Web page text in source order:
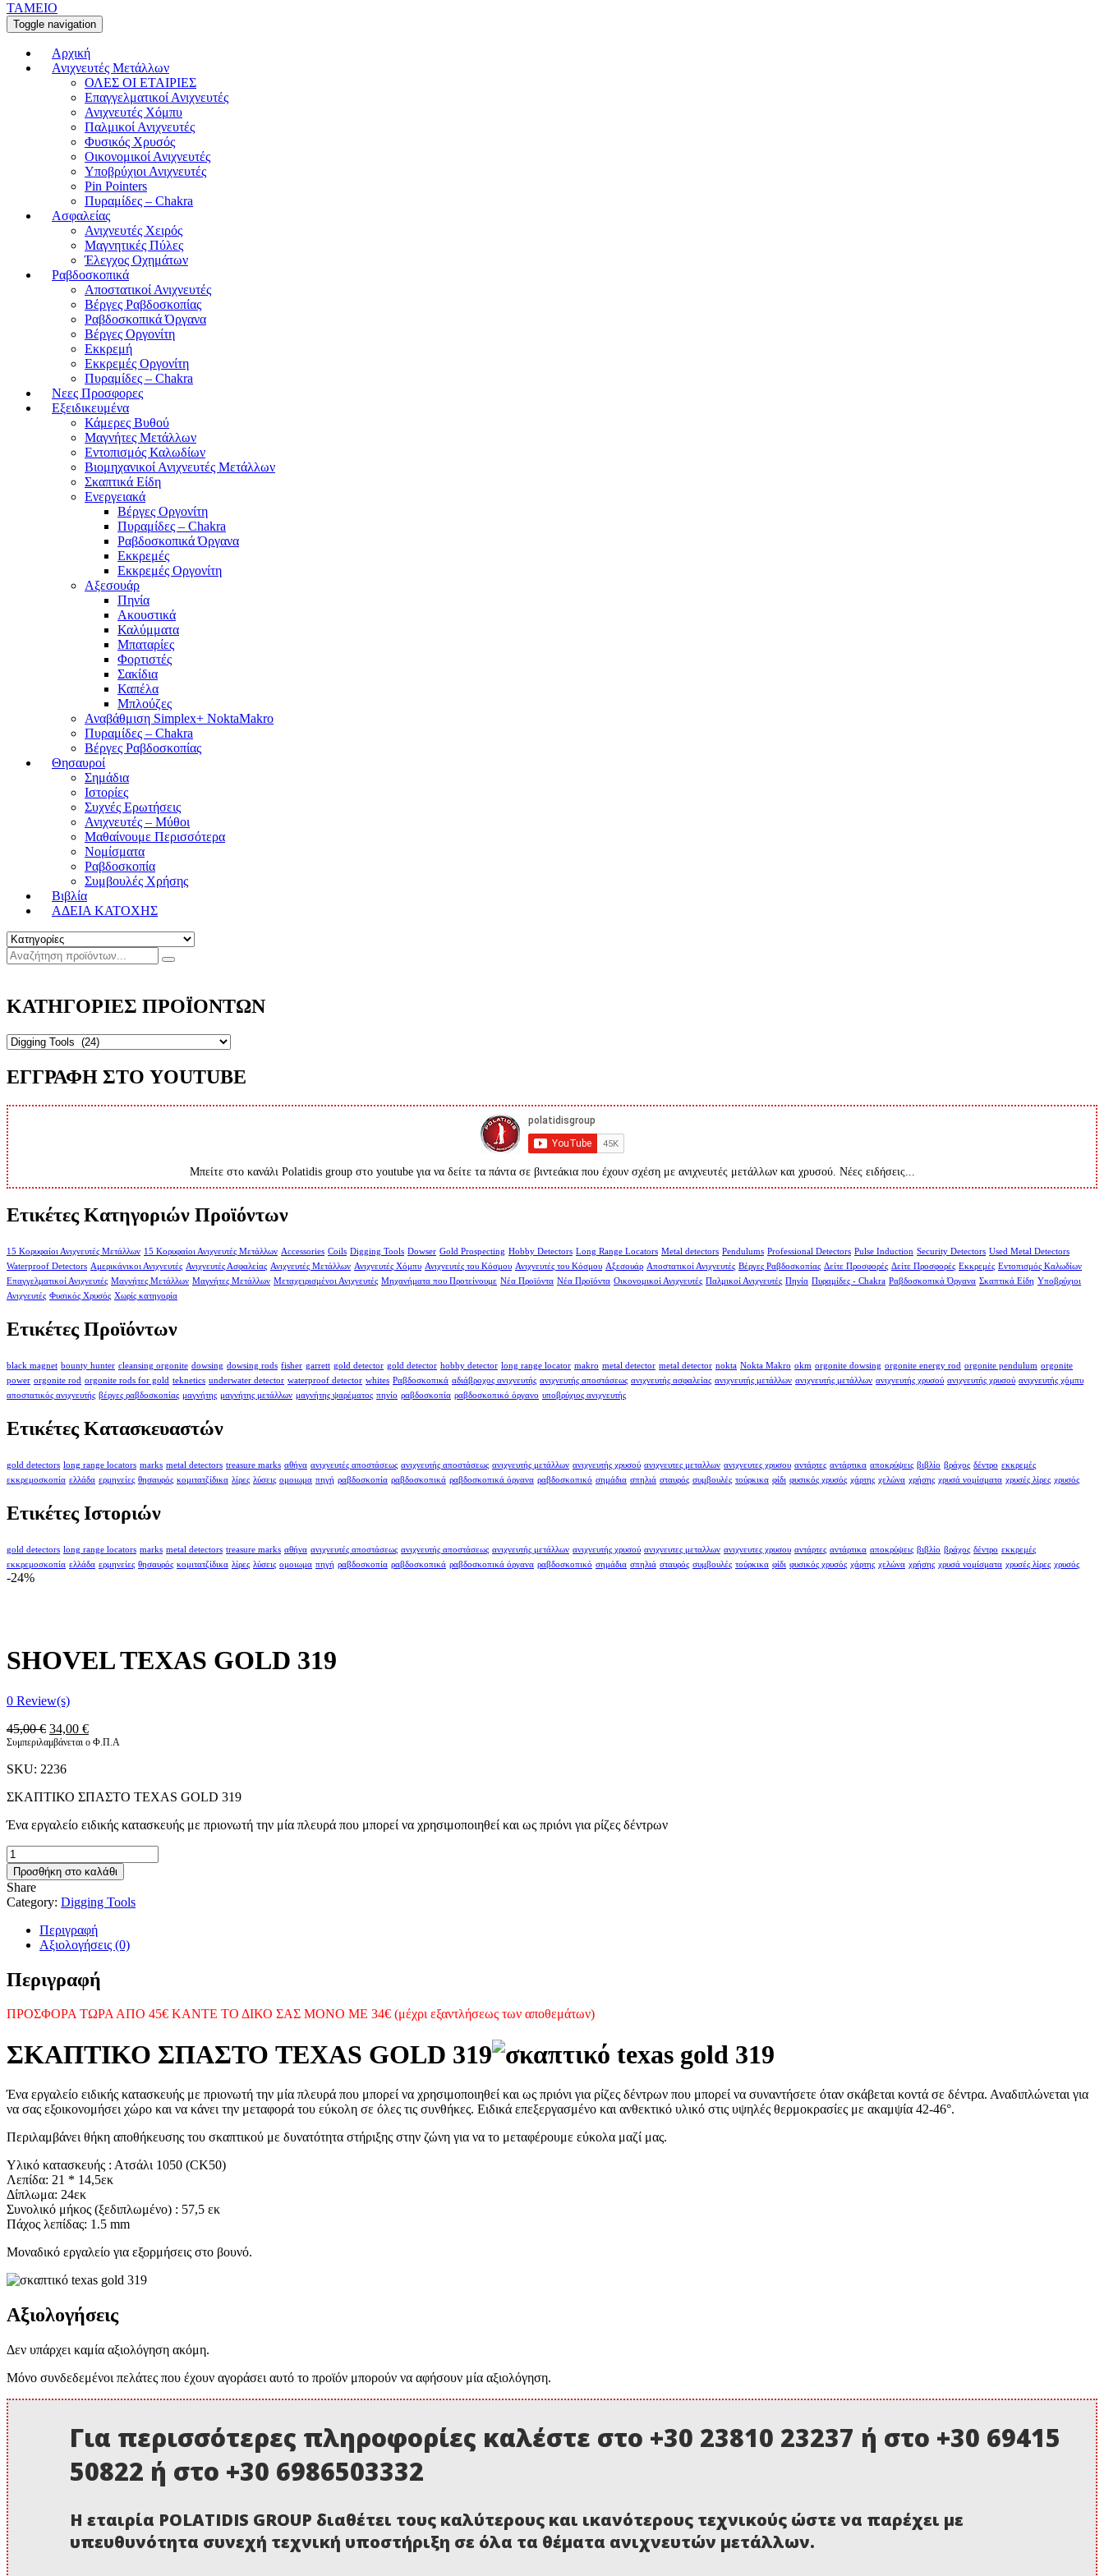
ΤΑΜΕΙΟ
Toggle navigation
Αρχική
Ανιχνευτές Μετάλλων
ΟΛΕΣ ΟΙ ΕΤΑΙΡΙΕΣ
Επαγγελματικοί Ανιχνευτές
Ανιχνευτές Χόμπυ
Παλμικοί Ανιχνευτές
Φυσικός Χρυσός
Οικονομικοί Ανιχνευτές
Υποβρύχιοι Ανιχνευτές
Pin Pointers
Πυραμίδες – Chakra
Ασφαλείας
Ανιχνευτές Χειρός
Μαγνητικές Πύλες
Έλεγχος Οχημάτων
Ραβδοσκοπικά
Αποστατικοί Ανιχνευτές
Βέργες Ραβδοσκοπίας
Ραβδοσκοπικά Όργανα
Βέργες Οργονίτη
Εκκρεμή
Εκκρεμές Οργονίτη
Πυραμίδες – Chakra
Νεες Προσφορες
Εξειδικευμένα
Κάμερες Βυθού
Μαγνήτες Μετάλλων
Εντοπισμός Καλωδίων
Βιομηχανικοί Ανιχνευτές Μετάλλων
Σκαπτικά Είδη
Ενεργειακά
Βέργες Οργονίτη
Πυραμίδες – Chakra
Ραβδοσκοπικά Όργανα
Εκκρεμές
Εκκρεμές Οργονίτη
Αξεσουάρ
Πηνία
Ακουστικά
Καλύμματα
Μπαταρίες
Φορτιστές
Σακίδια
Καπέλα
Μπλούζες
Αναβάθμιση Simplex+ NoktaMakro
Πυραμίδες – Chakra
Βέργες Ραβδοσκοπίας
Θησαυροί
Σημάδια
Ιστορίες
Συχνές Ερωτήσεις
Ανιχνευτές – Μύθοι
Μαθαίνουμε Περισσότερα
Νομίσματα
Ραβδοσκοπία
Συμβουλές Χρήσης
Βιβλία
ΑΔΕΙΑ ΚΑΤΟΧΗΣ
ΚΑΤΗΓΟΡΙΕΣ ΠΡΟΪΟΝΤΩΝ
ΕΓΓΡΑΦΗ ΣΤΟ YOUTUBE
Μπείτε στο κανάλι Polatidis group στο youtube για να δείτε τα πάντα σε βιντεάκια που έχουν σχέση με ανιχνευτές μετάλλων και χρυσού. Νέες ειδήσεις...
Ετικέτες Κατηγοριών Προϊόντων
15 Κορυφαίοι Ανιχνευτές Μετάλλων 15 Κορυφαίοι Ανιχνευτές Μετάλλων Accessories Coils Digging Tools Dowser Gold Prospecting Hobby Detectors Long Range Locators Metal detectors Pendulums Professional Detectors Pulse Induction Security Detectors Used Metal Detectors
Waterproof Detectors Αμερικάνικοι Ανιχνευτές Ανιχνευτές Ασφαλείας Ανιχνευτές Μετάλλων Ανιχνευτές Χόμπυ Ανιχνευτές του Κόσμου Ανιχνευτές του Κόσμου Αξεσουάρ Αποστατικοί Ανιχνευτές Βέργες Ραβδοσκοπίας Δείτε Προσφορές Δείτε Προσφορές Εκκρεμές Εντοπισμός Καλωδίων
Επαγγελματικοί Ανιχνευτές Μαγνήτες Μετάλλων Μαγνήτες Μετάλλων Μεταχειρισμένοι Ανιχνευτές Μηχανήματα που Προτείνουμε Νέα Προϊόντα Νέα Προϊόντα Οικονομικοί Ανιχνευτές Παλμικοί Ανιχνευτές Πηνία Πυραμίδες - Chakra Ραβδοσκοπικά Όργανα Σκαπτικά Είδη Υποβρύχιοι
Ανιχνευτές Φυσικός Χρυσός Χωρίς κατηγορία
Ετικέτες Προϊόντων
black magnet bounty hunter cleansing orgonite dowsing dowsing rods fisher garrett gold detector gold detector hobby detector long range locator makro metal detector metal detector nokta Nokta Makro okm orgonite dowsing orgonite energy rod orgonite pendulum orgonite
power orgonite rod orgonite rods for gold teknetics underwater detector waterproof detector whites Ραβδοσκοπικά αδιάβροχος ανιχνευτής ανιχνευτής αποστάσεως ανιχνευτής ασφαλείας ανιχνευτής μετάλλων ανιχνευτής μετάλλων ανιχνευτής χρυσού ανιχνευτής χρυσού ανιχνευτής χόμπυ
αποστατικός ανιχνευτής βέργες ραβδοσκοπίας μαγνήτης μαγνήτης μετάλλων μαγνήτης ψαρέματος πηνίο ραβδοσκοπία ραβδοσκοπικό όργανο υποβρύχιος ανιχνευτής
Ετικέτες Κατασκευαστών
gold detectors long range locators marks metal detectors treasure marks αθήνα ανιχνευτές αποστάσεως ανιχνευτής αποστάσεως ανιχνευτής μετάλλων ανιχνευτής χρυσού ανιχνευτες μεταλλων ανιχνευτες χρυσου αντάρτες αντάρτικα αποκρύψεις βιβλίο βράχος δέντρο εκκρεμές
εκκρεμοσκοπία ελλάδα ερμηνείες θησαυρός κομιτατζίδικα λίρες λύσεις ομοιωμα πηγή ραβδοσκοπία ραβδοσκοπικά ραβδοσκοπικά όργανα ραβδοσκοπικό σημάδια σπηλιά σταυρός συμβουλές τούρκικα φίδι φυσικός χρυσός χάρτης χελώνα χρήσης χρυσά νομίσματα χρυσές λίρες χρυσός
Ετικέτες Ιστοριών
gold detectors long range locators marks metal detectors treasure marks αθήνα ανιχνευτές αποστάσεως ανιχνευτής αποστάσεως ανιχνευτής μετάλλων ανιχνευτής χρυσού ανιχνευτες μεταλλων ανιχνευτες χρυσου αντάρτες αντάρτικα αποκρύψεις βιβλίο βράχος δέντρο εκκρεμές
εκκρεμοσκοπία ελλάδα ερμηνείες θησαυρός κομιτατζίδικα λίρες λύσεις ομοιωμα πηγή ραβδοσκοπία ραβδοσκοπικά ραβδοσκοπικά όργανα ραβδοσκοπικό σημάδια σπηλιά σταυρός συμβουλές τούρκικα φίδι φυσικός χρυσός χάρτης χελώνα χρήσης χρυσά νομίσματα χρυσές λίρες χρυσός
-24%
SHOVEL TEXAS GOLD 319
0 Review(s)
45,00€ Original
price
45,00 €.
34,00 €Η
τρέχουσα
Συμπεριλαμβάνεται ο Φ.Π.Α
SKU: 2236
ΣΚΑΠΤΙΚΟ ΣΠΑΣΤΟ TEXAS GOLD 319
Ένα εργαλείο ειδικής κατασκευής με πριονωτή την μία πλευρά που μπορεί να χρησιμοποιηθεί και ως πριόνι για ρίζες δέντρων
SHOVEL
TEXAS
GOLD
319
ποσότητα
Προσθήκη στο καλάθι
Share
Category: Digging Tools
Περιγραφή
Αξιολογήσεις (0)
Περιγραφή
ΠΡΟΣΦΟΡΑ ΤΩΡΑ ΑΠΟ 45€ ΚΑΝΤΕ ΤΟ ΔΙΚΟ ΣΑΣ ΜΟΝΟ ΜΕ 34€ (μέχρι εξαντλήσεως των αποθεμάτων)
ΣΚΑΠΤΙΚΟ ΣΠΑΣΤΟ TEXAS GOLD 319
Ένα εργαλείο ειδικής κατασκευής με πριονωτή την μία πλευρά που μπορεί να χρησιμοποιηθεί και ως πριόνι για ρίζες δέντρων που μπορεί να συναντήσετε όταν σκάβεται κοντά σε δέντρα. Αναδιπλώνεται για
να σας εξοικονομήσει χώρο και να κάνει την μεταφορά του εύκολη σε όλες τις συνθήκες. Ειδικά επεξεργασμένο και ανθεκτικό υλικό στις υψηλές θερμοκρασίες με ακαμψία 42-46°.
Περιλαμβάνει θήκη αποθήκευσης του σκαπτικού με δυνατότητα στήριξης στην ζώνη για να το μεταφέρουμε εύκολα μαζί μας.
Υλικό κατασκευής : Ατσάλι 1050 (CK50)
Λεπίδα: 21 * 14,5εκ
Δίπλωμα: 24εκ
Συνολικό μήκος (ξεδιπλωμένο) : 57,5 εκ
Πάχος λεπίδας: 1.5 mm
Μοναδικό εργαλείο για εξορμήσεις στο βουνό.
Αξιολογήσεις
Δεν υπάρχει καμία αξιολόγηση ακόμη.
Μόνο συνδεδεμένοι πελάτες που έχουν αγοράσει αυτό το προϊόν μπορούν να αφήσουν μία αξιολόγηση.
Για περισσότερες πληροφορίες καλέστε στο +30 23810 23237 ή στο +30 69415
50822 ή στο +30 6986503332
Η εταιρία POLATIDIS GROUP διαθέτει τους καλύτερους και ικανότερους τεχνικούς ώστε να παρέχει με
υπευθυνότητα συνεχή τεχνική υποστήριξη σε όλα τα θέματα ανιχνευτών μετάλλων.